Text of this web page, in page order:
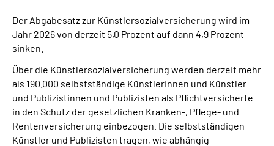
Über uns & Presse
Online-Services
Suche
Language
Der Abgabesatz zur Künstlersozialversicherung wird im
Jahr 2026 von derzeit 5,0 Prozent auf dann 4,9 Prozent
sinken.
Über die Künstlersozialversicherung werden derzeit mehr
als 190.000 selbstständige Künstlerinnen und Künstler
und Publizistinnen und Publizisten als Pflichtversicherte
in den Schutz der gesetzlichen Kranken-, Pflege- und
Rentenversicherung einbezogen. Die selbstständigen
Künstler und Publizisten tragen, wie abhängig